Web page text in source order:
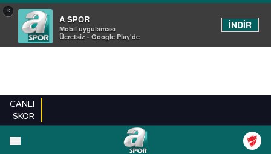
×
A SPOR
Mobil uygulaması
Ücretsiz - Google Play'de
İNDİR
CANLI
SKOR